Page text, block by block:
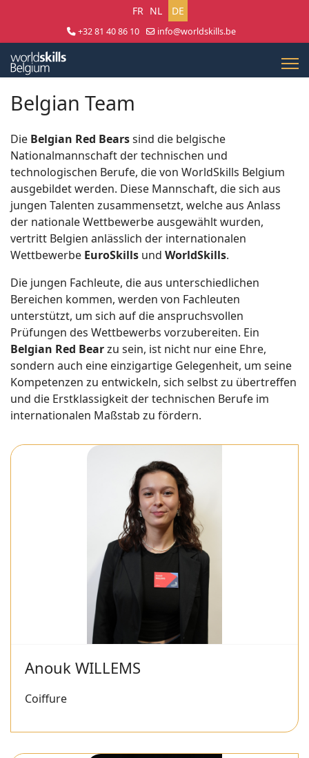
Sprache auswählen
FR NL DE
+32 81 40 86 10
info@worldskills.be
Belgian Team
Die Belgian Red Bearssind die belgische
Nationalmannschaft der technischen und
technologischen Berufe, die von WorldSkills Belgium
ausgebildet werden. Diese Mannschaft, die sich aus
jungen Talenten zusammensetzt, welche aus Anlass
der nationale Wettbewerbe ausgewählt wurden,
vertritt Belgien anlässlich der internationalen
Wettbewerbe EuroSkills und WorldSkills.
Die jungen Fachleute, die aus unterschiedlichen
Bereichen kommen, werden von Fachleuten
unterstützt, um sich auf die anspruchsvollen
Prüfungen des Wettbewerbs vorzubereiten. Ein
Belgian Red Bearzu sein, ist nicht nur eine Ehre,
sondern auch eine einzigartige Gelegenheit, um seine
Kompetenzen zu entwickeln, sich selbst zu übertreffen
und die Erstklassigkeit der technischen Berufe im
internationalen Maßstab zu fördern.
Anouk WILLEMS
Coiffure